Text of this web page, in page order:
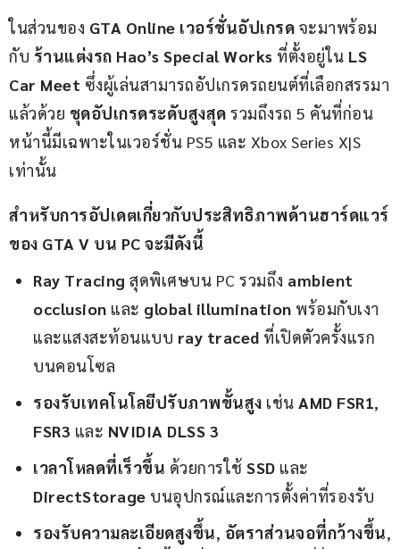
ในส่วนของ GTA Online เวอร์ชั่นอัปเกรด จะมาพร้อม
กับ ร้านแต่งรถ Hao’s Special Works ที่ตั้งอยู่ใน LS
Car Meet ซึ่งผู้เล่นสามารถอัปเกรดรถยนต์ที่เลือกสรรมา
แล้วด้วย ชุดอัปเกรดระดับสูงสุด รวมถึงรถ 5 คันที่ก่อน
หน้านี้มีเฉพาะในเวอร์ชั่น PS5 และ Xbox Series X|S
เท่านั้น
สำหรับการอัปเดตเกี่ยวกับประสิทธิภาพด้านฮาร์ดแวร์
ของ GTA V บน PC จะมีดังนี้
Ray Tracing สุดพิเศษบน PC รวมถึง ambient
occlusion และ global illumination พร้อมกับเงา
และแสงสะท้อนแบบ ray traced ที่เปิดตัวครั้งแรก
บนคอนโซล
รองรับเทคโนโลยีปรับภาพขั้นสูง เช่น AMD FSR1,
FSR3 และ NVIDIA DLSS 3
เวลาโหลดที่เร็วขึ้น ด้วยการใช้ SSD และ
DirectStorage บนอุปกรณ์และการตั้งค่าที่รองรับ
รองรับความละเอียดสูงขึ้น, อัตราส่วนจอที่กว้างขึ้น,